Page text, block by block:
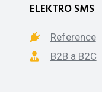
ELEKTRO SMS
Reference
B2B a B2C